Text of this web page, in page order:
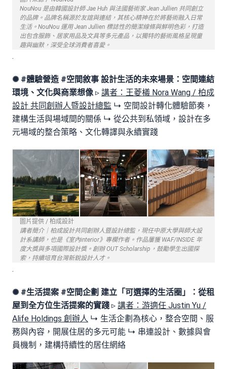
NouNou 是由韓國設計師 Jae Huh 與法國藝術家 Jean Jullien 共同創立
的品牌。品牌名稱源於友誼與連結，其核心精神在於將藝術融入日常
生活。NouNou 運用 Jean Jullien 標誌性的簡潔線條與鮮明色彩，打造
出包含服飾、居家用品及文具等多元產品，以獨特的藝術風格呈現童
趣與幽默，深受全球消費者喜愛。
.
✺ #體驗營造 #空間敘事 設計生活的未來場景：空間連結
環境、文化與商業想像 ▹ 講者：王菱檥 Nora Wang / 柏成
設計 共同創辦人暨設計總監 ↳ 空間設計轉化體驗節奏，
建構生活與場域間的關係 ↳ 從公共到私領域，設計在多
元場域的整合策略、文化轉譯與永續實踐
圖片提供 / 柏成設計
講者簡介｜柏成設計共同創辦人暨設計總監，現任中原大學與師大設
計系講師，也是《室內interior》專欄作者。作品屢獲 WAF/INSIDE 年
度大獎與多項國際設計獎。創辦 OUT Scholarship，鼓勵學生出國探
索，持續培育台灣新銳設計人才。
.
✺ #生活提案 #空間企劃 建立「可選擇的生活圈」：從租
屋到全方位生活提案的實踐 ▹ 講者：游適任 Justin Yu /
Alife Holdings 創辦人 ↳ 生活企劃為核心，整合空間、服
務與內容，開展住居的多元可能 ↳ 串連設計、數據與會
員機制，建構持續性的居住網絡